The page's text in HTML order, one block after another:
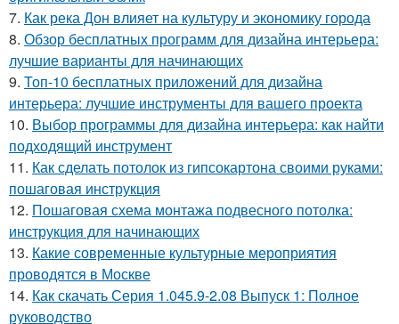
7. Как река Дон влияет на культуру и экономику города
8. Обзор бесплатных программ для дизайна интерьера:
лучшие варианты для начинающих
9. Топ-10 бесплатных приложений для дизайна
интерьера: лучшие инструменты для вашего проекта
10. Выбор программы для дизайна интерьера: как найти
подходящий инструмент
11. Как сделать потолок из гипсокартона своими руками:
пошаговая инструкция
12. Пошаговая схема монтажа подвесного потолка:
инструкция для начинающих
13. Какие современные культурные мероприятия
проводятся в Москве
14. Как скачать Серия 1.045.9-2.08 Выпуск 1: Полное
руководство